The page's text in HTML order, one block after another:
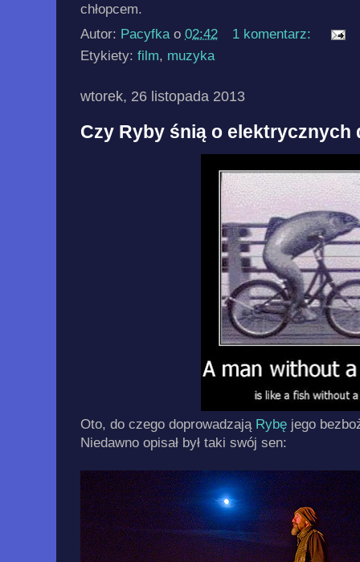
chłopcem.
Autor: Pacyfka o 02:42
1 komentarz:
Etykiety: film, muzyka
wtorek, 26 listopada 2013
Czy Ryby śnią o elektrycznych
Oto, do czego doprowadzają Rybę jego
Niedawno opisał był taki swój sen: